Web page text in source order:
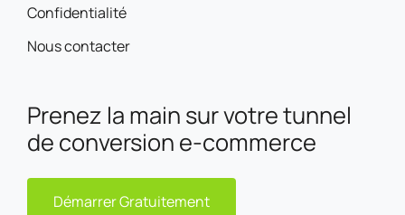
Confidentialité
Nous contacter
Prenez la main sur votre tunnel
de conversion e-commerce
Démarrer Gratuitement